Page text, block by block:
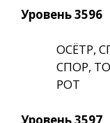
Уровень 3596
ОСЁТР,
СПОР,
РОТ
Уровень 3597